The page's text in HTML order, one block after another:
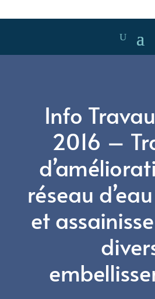
Info
2016 –
réseau
et